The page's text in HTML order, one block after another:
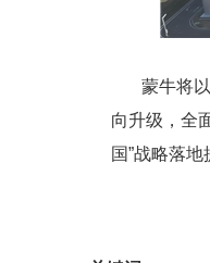
蒙牛将
向升级，全
国”战略落地